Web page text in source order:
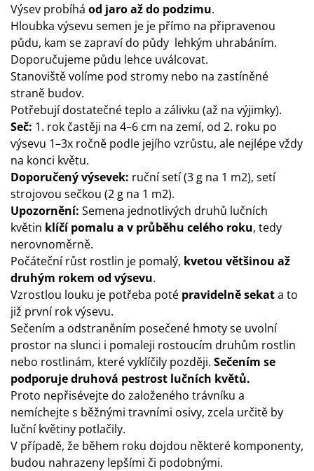
Výsev probíhá od jaro až do podzimu.
Hloubka výsevu semen je je přímo na připravenou
půdu, kam se zapraví do půdy lehkým uhrabáním.
Doporučujeme půdu lehce uválcovat.
Stanoviště volíme pod stromy nebo na zastíněné
straně budov.
Potřebují dostatečné teplo a zálivku (až na výjimky).
Seč: 1. rok častěji na 4–6 cm na zemí, od 2. roku po
výsevu 1–3x ročně podle jejího vzrůstu, ale nejlépe vždy
na konci květu.
Doporučený výsevek: ruční setí (3 g na 1 m2), setí
strojovou sečkou (2 g na 1 m2).
Upozornění: Semena jednotlivých druhů lučních
květin klíčí pomalu a v průběhu celého roku, tedy
nerovnoměrně.
Počáteční růst rostlin je pomalý, kvetou většinou až
druhým rokem od výsevu.
Vzrostlou louku je potřeba poté pravidelně sekata to
již první rok výsevu.
Sečením a odstraněním posečené hmoty se uvolní
prostor na slunci i pomaleji rostoucím druhům rostlin
nebo rostlinám, které vyklíčily později. Sečením se
podporuje druhová pestrost lučních květů.
Proto nepřisévejte do založeného trávníku a
nemíchejte s běžnými travními osivy, zcela určitě by
luční květiny potlačily.
V případě, že během roku dojdou některé komponenty,
budou nahrazeny lepšími či podobnými.